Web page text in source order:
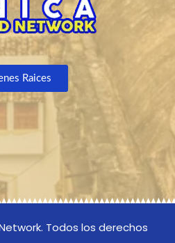
Raices
Todos los derechos